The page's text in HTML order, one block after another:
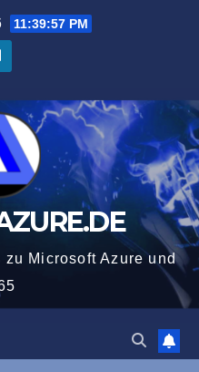
11:39:58 PM
zu Microsoft Azure und